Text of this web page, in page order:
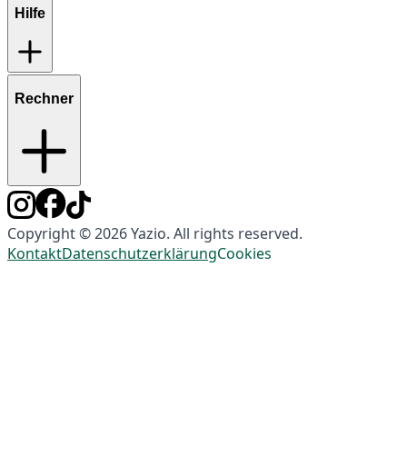
Hilfe
Rechner
Copyright © 2026 Yazio. All rights reserved.
KontaktDatenschutzerklärungCookies